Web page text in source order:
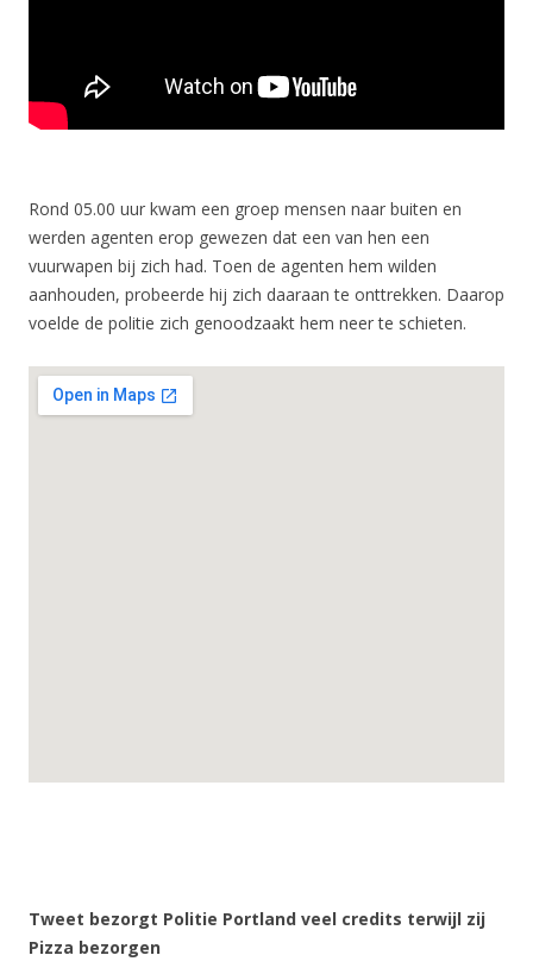
Rond 05.00 uur kwam een groep mensen naar buiten en
werden agenten erop gewezen dat een van hen een
vuurwapen bij zich had. Toen de agenten hem wilden
aanhouden, probeerde hij zich daaraan te onttrekken. Daarop
voelde de politie zich genoodzaakt hem neer te schieten.
Tweet bezorgt Politie Portland veel credits terwijl zij
Pizza bezorgen